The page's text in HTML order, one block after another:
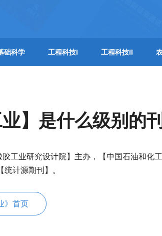
础科学 工程科技I 工程科技II
业】是什么级别的
工业研究设计院】主办，【中国石油和化
统计源期刊】。
》首页